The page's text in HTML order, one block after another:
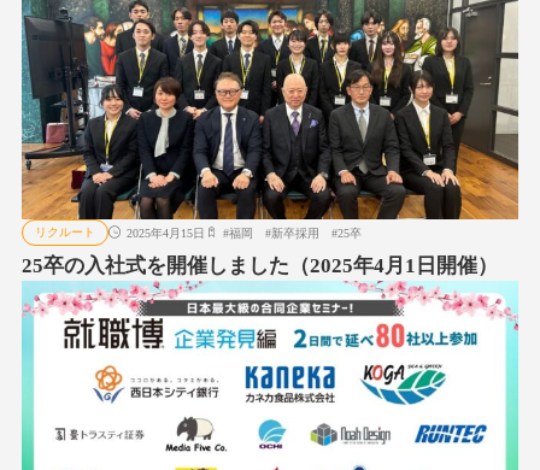
リクルート 2025年4月15日 #福岡 #新卒採用 #25卒
25卒の入社式を開催しました（2025年4月1日開催）